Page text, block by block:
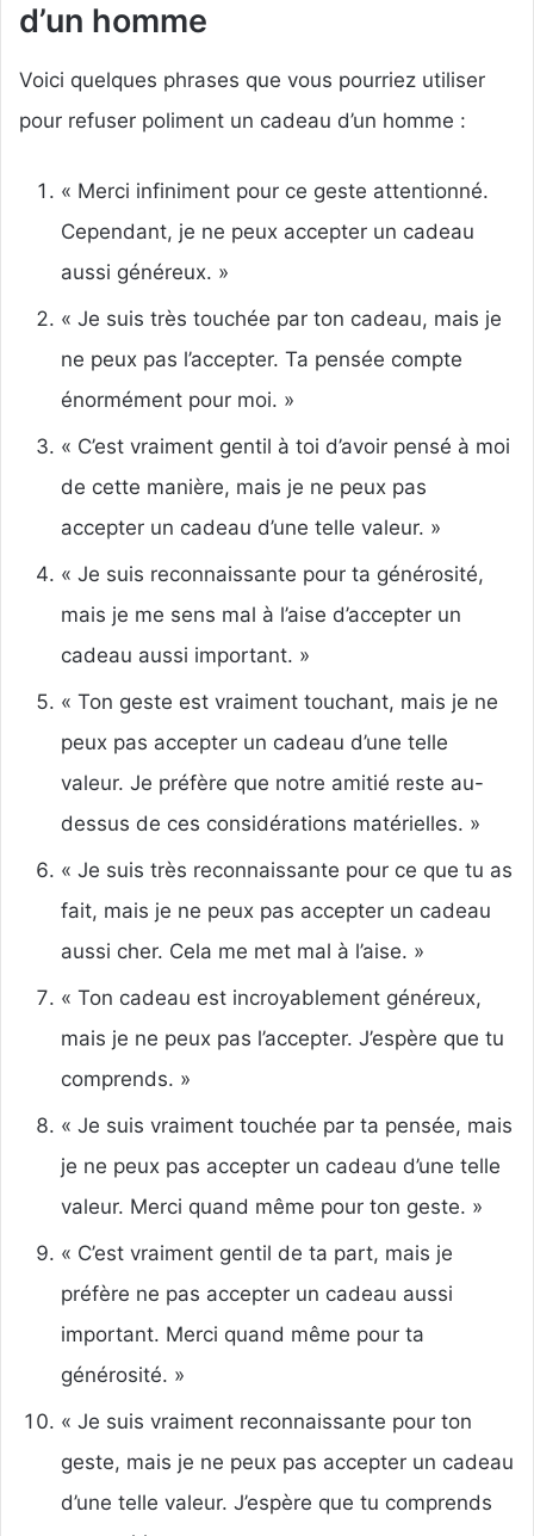
d’un homme
Voici quelques phrases que vous pourriez utiliser
pour refuser poliment un cadeau d’un homme :
« Merci infiniment pour ce geste attentionné.
Cependant, je ne peux accepter un cadeau
aussi généreux. »
« Je suis très touchée par ton cadeau, mais je
ne peux pas l’accepter. Ta pensée compte
énormément pour moi. »
« C’est vraiment gentil à toi d’avoir pensé à moi
de cette manière, mais je ne peux pas
accepter un cadeau d’une telle valeur. »
« Je suis reconnaissante pour ta générosité,
mais je me sens mal à l’aise d’accepter un
cadeau aussi important. »
« Ton geste est vraiment touchant, mais je ne
peux pas accepter un cadeau d’une telle
valeur. Je préfère que notre amitié reste au-
dessus de ces considérations matérielles. »
« Je suis très reconnaissante pour ce que tu as
fait, mais je ne peux pas accepter un cadeau
aussi cher. Cela me met mal à l’aise. »
« Ton cadeau est incroyablement généreux,
mais je ne peux pas l’accepter. J’espère que tu
comprends. »
« Je suis vraiment touchée par ta pensée, mais
je ne peux pas accepter un cadeau d’une telle
valeur. Merci quand même pour ton geste. »
« C’est vraiment gentil de ta part, mais je
préfère ne pas accepter un cadeau aussi
important. Merci quand même pour ta
générosité. »
« Je suis vraiment reconnaissante pour ton
geste, mais je ne peux pas accepter un cadeau
d’une telle valeur. J’espère que tu comprends